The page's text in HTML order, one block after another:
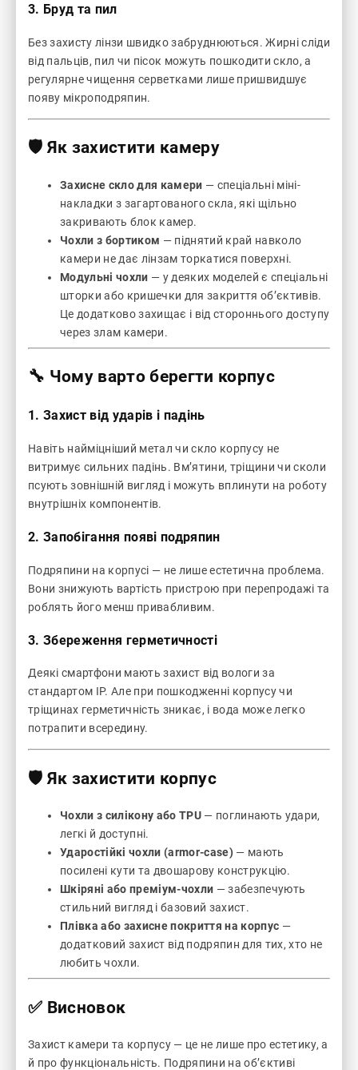
3. Бруд та пил
Без захисту лінзи швидко забруднюються. Жирні сліди
від пальців, пил чи пісок можуть пошкодити скло, а
регулярне чищення серветками лише пришвидшує
появу мікроподряпин.
🛡️ Як захистити камеру
Захисне скло для камери — спеціальні міні-
накладки з загартованого скла, які щільно
закривають блок камер.
Чохли з бортиком — піднятий край навколо
камери не дає лінзам торкатися поверхні.
Модульні чохли — у деяких моделей є спеціальні
шторки або кришечки для закриття об’єктивів.
Це додатково захищає і від стороннього доступу
через злам камери.
🔧 Чому варто берегти корпус
1. Захист від ударів і падінь
Навіть найміцніший метал чи скло корпусу не
витримує сильних падінь. Вм’ятини, тріщини чи сколи
псують зовнішній вигляд і можуть вплинути на роботу
внутрішніх компонентів.
2. Запобігання появі подряпин
Подряпини на корпусі — не лише естетична проблема.
Вони знижують вартість пристрою при перепродажі та
роблять його менш привабливим.
3. Збереження герметичності
Деякі смартфони мають захист від вологи за
стандартом IP. Але при пошкодженні корпусу чи
тріщинах герметичність зникає, і вода може легко
потрапити всередину.
🛡️ Як захистити корпус
Чохли з силікону або TPU — поглинають удари,
легкі й доступні.
Ударостійкі чохли (armor-case) — мають
посилені кути та двошарову конструкцію.
Шкіряні або преміум-чохли — забезпечують
стильний вигляд і базовий захист.
Плівка або захисне покриття на корпус —
додатковий захист від подряпин для тих, хто не
любить чохли.
✅ Висновок
Захист камери та корпусу — це не лише про естетику, а
й про функціональність. Подряпини на об’єктиві